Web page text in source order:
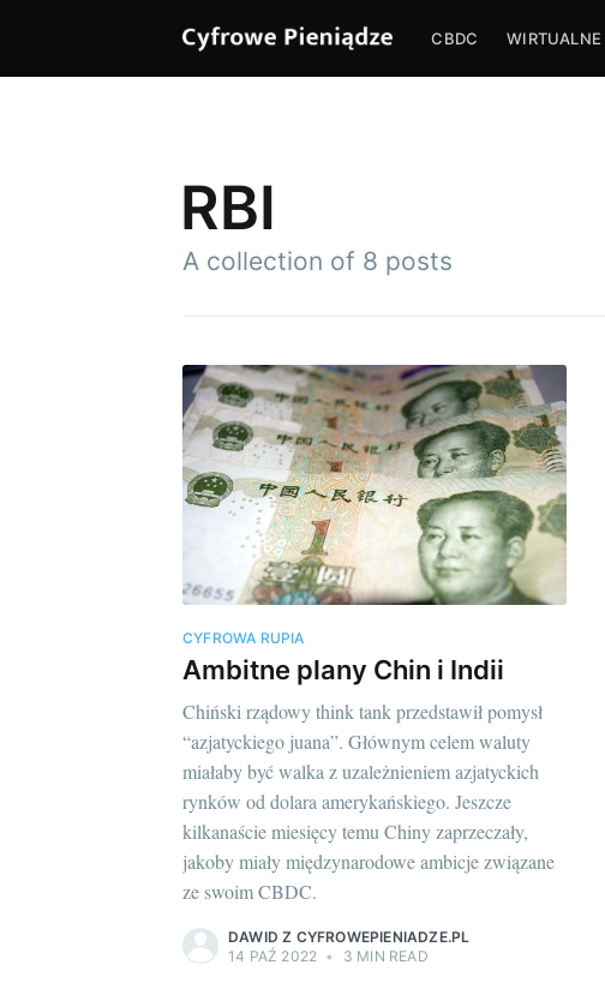
CBDC WIRTUALNE
RBI
A collection of 8 posts
CYFROWA RUPIA
Ambitne plany Chin i Indii
Chiński rządowy think tank przedstawił pomysł
“azjatyckiego juana”. Głównym celem waluty
miałaby być walka z uzależnieniem azjatyckich
rynków od dolara amerykańskiego. Jeszcze
kilkanaście miesięcy temu Chiny zaprzeczały,
jakoby miały międzynarodowe ambicje związane
ze swoim CBDC.
DAWID Z CYFROWEPIENIADZE.PL
14 PAŹ 2022 • 3 MIN READ